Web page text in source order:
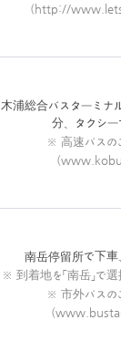
(http://
木浦総合バスターミナ
分、タクシ
※ 高速バスの
南岳停留所で下車
※ 到着地を「南岳」で
※ 市外バスの